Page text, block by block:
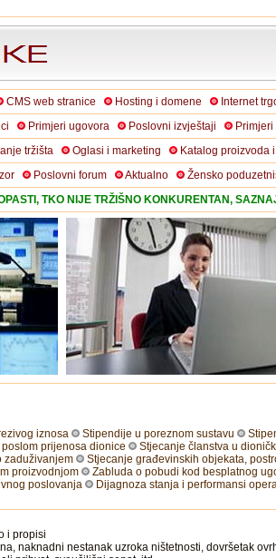
CMS web stranice Hosting i domene Internet
Primjeri ugovora Poslovni izvještaji
tržišta Oglasi i marketing Katalog proizvoda
Poslovni forum Aktualno Žensko
TKO NIJE TRŽIŠNO KONKURENTAN,
iznosa
Stipendije u poreznom sustavu
prijenosa dionice Stjecanje članstva u
zaduživanjem Stjecanje građevinskih objekata,
proizvodnjom
Zabluda o pobudi kod besplatnog
poslovanja
Dijagnoza stanja i performansi
i propisi
naknadni nestanak uzroka ništetnosti, dovršetak